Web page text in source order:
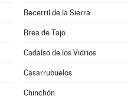
Becerril de la Sierra
Brea de Tajo
Cadalso de los Vidrios
Casarrubuelos
Chinchón